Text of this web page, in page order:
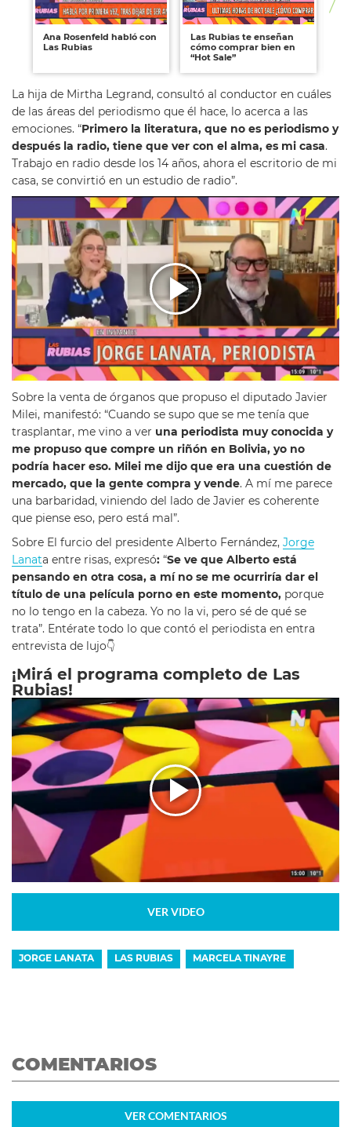
Ana Rosenfeld habló con
Las Rubias
Las Rubias te enseñan
cómo comprar bien en
“Hot Sale”
La hija de Mirtha Legrand, consultó al conductor en cuáles
de las áreas del periodismo que él hace, lo acerca a las
emociones. “Primero la literatura, que no es periodismo y
después la radio, tiene que ver con el alma, es mi casa.
Trabajo en radio desde los 14 años, ahora el escritorio de mi
casa, se convirtió en un estudio de radio”.
Sobre la venta de órganos que propuso el diputado Javier
Milei, manifestó: “Cuando se supo que se me tenía que
trasplantar, me vino a ver una periodista muy conocida y
me propuso que compre un riñón en Bolivia, yo no
podría hacer eso. Milei me dijo que era una cuestión de
mercado, que la gente compra y vende. A mí me parece
una barbaridad, viniendo del lado de Javier es coherente
que piense eso, pero está mal”.
Sobre El furcio del presidente Alberto Fernández, Jorge
Lanata entre risas, expresó: “Se ve que Alberto está
pensando en otra cosa, a mí no se me ocurriría dar el
título de una película porno en este momento, porque
no lo tengo en la cabeza. Yo no la vi, pero sé de qué se
trata”. Entérate todo lo que contó el periodista en entra
entrevista de lujo👇
​¡Mirá el programa completo de Las
Rubias!
VER VIDEO
JORGE LANATA LAS RUBIAS MARCELA TINAYRE
COMENTARIOS
VER COMENTARIOS